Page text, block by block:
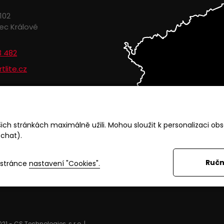
stránkách maximálně užili. Mohou sloužit k personalizaci
nastavení "Cookies".
Králové
482